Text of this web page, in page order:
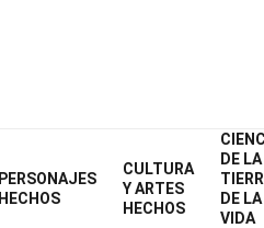
PERSONAJES
HECHOS
CULTURA
Y ARTES
HECHOS
DE LA
DE LA
VIDA
Cultura y
33